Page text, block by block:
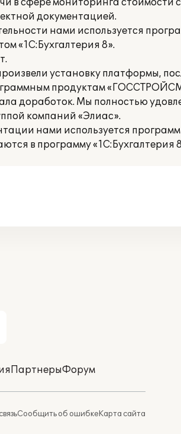
в сфере мониторинга стоимости
документацией.
нами используется
«1С:Бухгалтерия 8».
установку платформы,
продуктам
доработок. Мы полностью
компаний «Элиас».
нами используется
в программу «1С:Бухгалтерия
ПартнерыФорум
Сообщить об ошибкеКарта сайта